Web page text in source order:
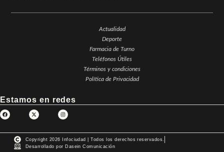
Actualidad
Deporte
Farmacia de Turno
Teléfonos Útiles
Términos y condiciones
Política de Privacidad
Estamos en redes
Copyright 2026 Infociudad | Todos los derechos reservados.
Desarrollado por Dasein Comunicación